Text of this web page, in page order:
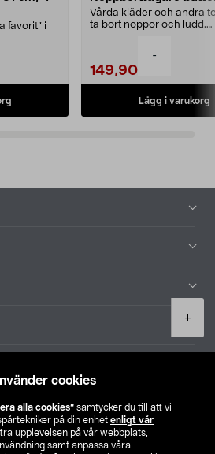
cookies
alla cookies” samtycker du till att vi
på din enhet enligt vår
upplevelsen på vår webbplats,
samt anpassa våra
-
+
favorit” i
Vårda kläder och andra
ta bort noppor och ludd.
149,90
Lägg i varukorg
Hitta butik
SE NO FI